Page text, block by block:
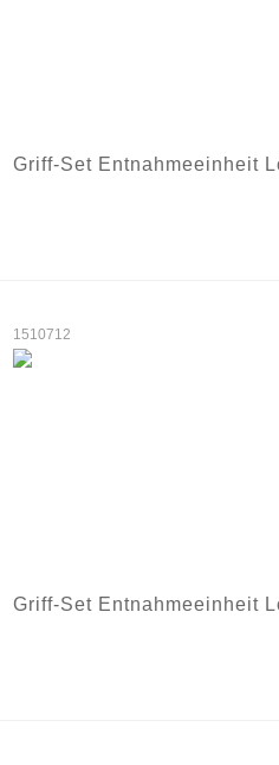
Griff-Set Entnahmeeinheit
1510712
Griff-Set Entnahmeeinheit